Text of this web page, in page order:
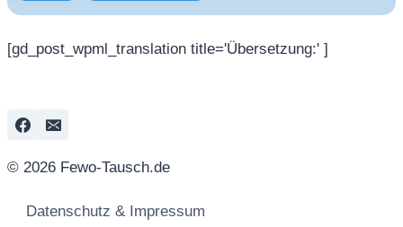
[gd_post_wpml_translation title='Übersetzung:' ]
© 2026 Fewo-Tausch.de
Datenschutz & Impressum